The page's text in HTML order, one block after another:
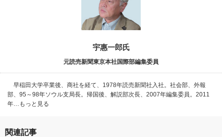
宇惠一郎氏
元読売新聞東京本社国際部編集委員
早稲田大学卒業後、商社を経て、1978年読売新聞社入社。社会部、外報
部、95～98年ソウル支局長。帰国後、解説部次長、2007年編集委員。2011
年…もっと見る
関連記事